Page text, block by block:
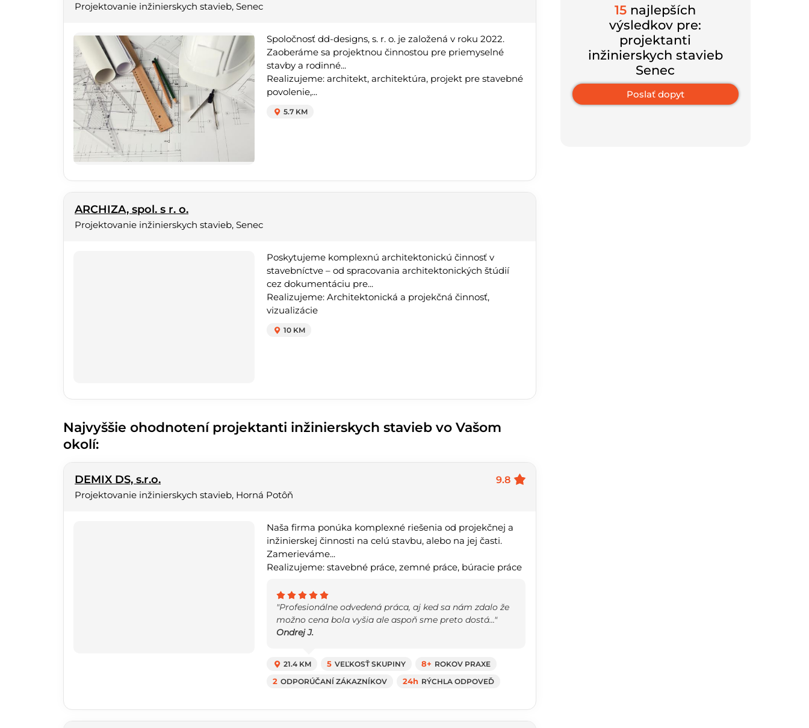
Projektovanie inžinierskych stavieb, Senec
Spoločnosť dd-designs, s. r. o. je založená v roku 2022.
Zaoberáme sa projektnou činnostou pre priemyselné
stavby a rodinné...
Realizujeme: architekt, architektúra, projekt pre stavebné
povolenie,...
5.7 KM
ARCHIZA, spol. s r. o.
Projektovanie inžinierskych stavieb, Senec
Poskytujeme komplexnú architektonickú činnosť v
stavebníctve – od spracovania architektonických štúdií
cez dokumentáciu pre...
Realizujeme: Architektonická a projekčná činnosť,
vizualizácie
10 KM
Najvyššie ohodnotení projektanti inžinierskych stavieb vo Vašom
okolí:
DEMIX DS, s.r.o.
9.8
Projektovanie inžinierskych stavieb, Horná Potôň
Naša firma ponúka komplexné riešenia od projekčnej a
inžinierskej činnosti na celú stavbu, alebo na jej časti.
Zamerieváme...
Realizujeme: stavebné práce, zemné práce, búracie práce
"Profesionálne odvedená práca, aj ked sa nám zdalo že
možno cena bola vyšia ale aspoň sme preto dostá..."
Ondrej J.
21.4 KM 5 VEĽKOSŤ SKUPINY 8+ ROKOV PRAXE
2 ODPORÚČANÍ ZÁKAZNÍKOV 24h RÝCHLA ODPOVEĎ
15 najlepších
výsledkov pre:
projektanti
inžinierskych stavieb
Senec